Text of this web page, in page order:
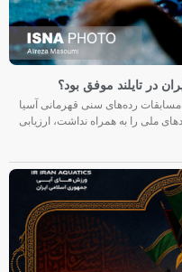
در تایلند موفق بود؟
رده‌های سنی قهرمانی آسیا
ملی را به همراه نداشت، ارزیابی